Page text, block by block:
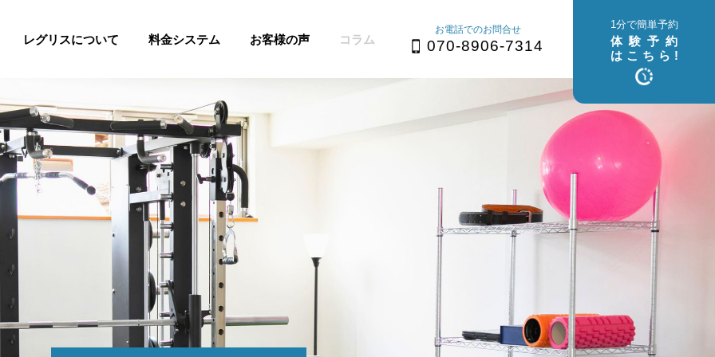
レグリスについて 料金システム お客様の声 コラム
お電話でのお問合せ
070-8906-7314
1分で簡単予約
体験予約
はこちら!